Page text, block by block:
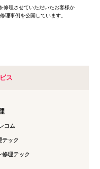
修理させていただいたお客様か
理事例を公開しています。
ス
コム
テック
修理テック